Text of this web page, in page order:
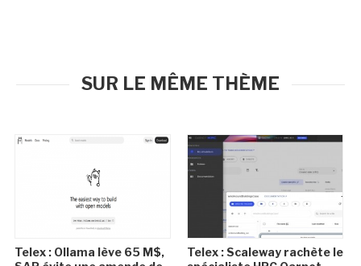
SUR LE MÊME THÈME
Telex : Ollama lève 65 M$,
Telex : Scaleway rachète le